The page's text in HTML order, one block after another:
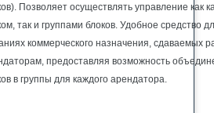
Позволяет осуществлять управление как
так и группами блоков. Удобное средство
коммерческого назначения, сдаваемых
предоставляя возможность
в группы для каждого арендатора.